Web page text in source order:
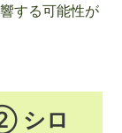
する可能性が
シロ